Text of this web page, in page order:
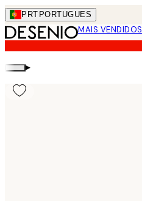
Skip
to
main
content.
PRT PORTUGUES
MAIS VENDIDOS
▸